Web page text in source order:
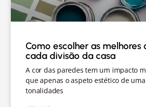
Como escolher as melhores
cada divisão da casa
A cor das paredes tem um impacto
que apenas o aspeto estético de uma
tonalidades